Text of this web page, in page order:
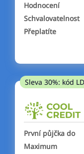
Po insolvenci
ano
V hotovosti
ano
Hodnocení
Schvalovatelnost
Přeplatíte
Sleva 30%: kód
První půjčka do
Maximum